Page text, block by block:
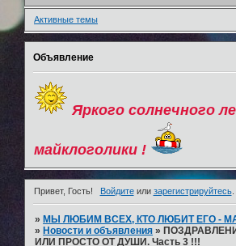
Активные темы
Объявление
Яркого солнечного
майклоголики !
Привет, Гость! Войдитеили зарегистрируйтесь.
»МЫ ЛЮБИМ ВСЕХ, КТО ЛЮБИТ ЕГО -
»Новости и объявления »
ИЛИ ПРОСТО ОТ ДУШИ. Часть 3 !!!